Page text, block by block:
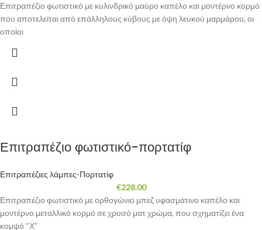
Επιτραπέζιο φωτιστικό με κυλινδρικό μαύρο καπέλο και μοντέρνο κορμό
που αποτελείται από επάλληλους κύβους με όψη λευκού μαρμάρου, οι
οποίοι
Επιτραπέζιο φωτιστικό-πορτατίφ
Επιτραπέζιες λάμπες-Πορτατίφ
€228.00
Επιτραπέζιο φωτιστικό με ορθογώνιο μπεζ υφασμάτινο καπέλο και
μοντέρνο μεταλλικό κορμό σε χρυσό ματ χρώμα, που σχηματίζει ένα
κομψό “Χ”